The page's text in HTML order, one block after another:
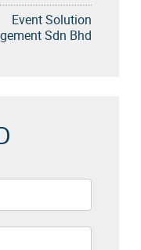
Event Solution
Sdn Bhd